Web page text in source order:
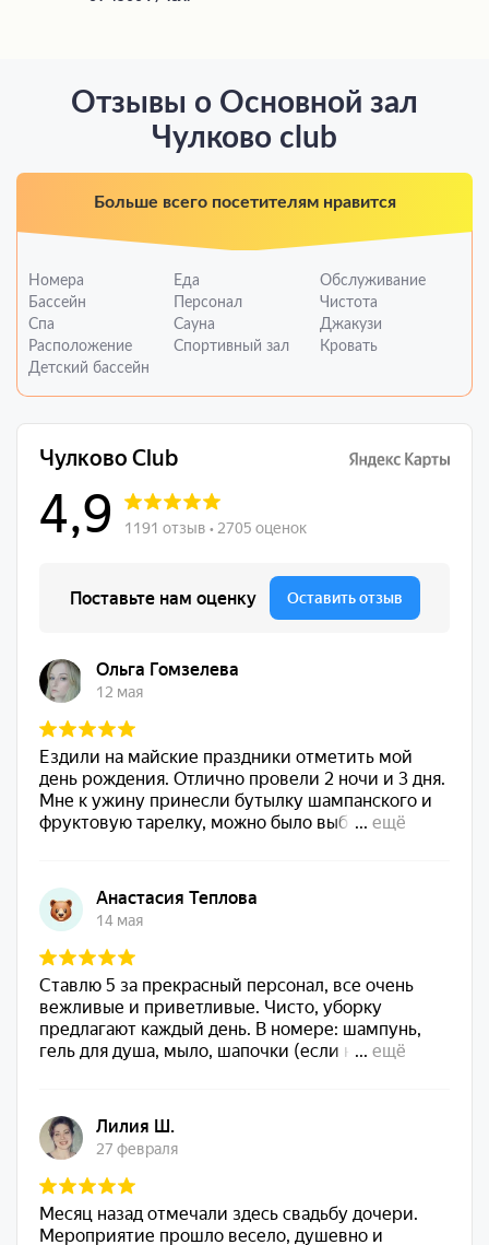
Отзывы о Основной зал
Чулково club
Больше всего посетителям нравится
Номера Еда
Обслуживание
Бассейн
Персонал
Чистота
Спа
Сауна
Джакузи
Расположение
Спортивный зал
Кровать
Детский бассейн